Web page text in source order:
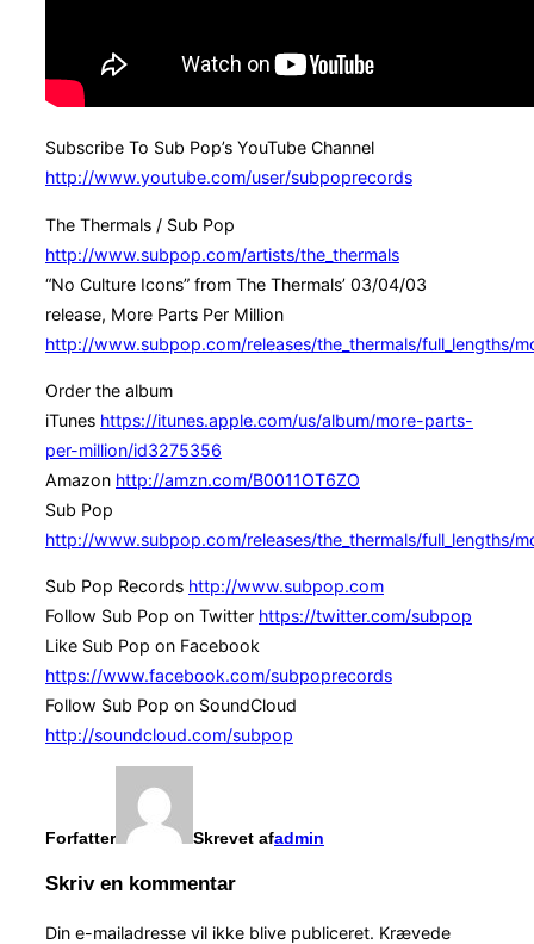
Subscribe To Sub Pop’s YouTube Channel
http://www.youtube.com/user/subpoprecords
The Thermals / Sub Pop
http://www.subpop.com/artists/the_thermals
“No Culture Icons” from The Thermals’ 03/04/03
release, More Parts Per Million
http://www.subpop.com/releases/the_thermals/full_lengths/
Order the album
iTunes https://itunes.apple.com/us/album/more-parts-
per-million/id3275356
Amazon http://amzn.com/B0011OT6ZO
Sub Pop
http://www.subpop.com/releases/the_thermals/full_lengths/
Sub Pop Records http://www.subpop.com
Follow Sub Pop on Twitter https://twitter.com/subpop
Like Sub Pop on Facebook
https://www.facebook.com/subpoprecords
Follow Sub Pop on SoundCloud
http://soundcloud.com/subpop
Forfatter Skrevet afadmin
Skriv en kommentar
Din e-mailadresse vil ikke blive publiceret. Krævede